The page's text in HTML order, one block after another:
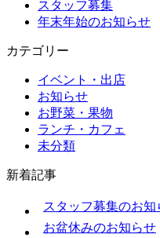
スタッフ募集
年末年始のお知らせ
カテゴリー
イベント・出店
お知らせ
お野菜・果物
ランチ・カフェ
未分類
新着記事
スタッフ募集のお知
お盆休みのお知らせ